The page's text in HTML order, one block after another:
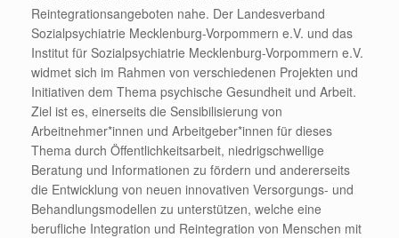
Reintegrationsangeboten nahe. Der Landesverband
Sozialpsychiatrie Mecklenburg-Vorpommern e.V. und das
Institut für Sozialpsychiatrie Mecklenburg-Vorpommern e.V.
widmet sich im Rahmen von verschiedenen Projekten und
Initiativen dem Thema psychische Gesundheit und Arbeit.
Ziel ist es, einerseits die Sensibilisierung von
Arbeitnehmer*innen und Arbeitgeber*innen für dieses
Thema durch Öffentlichkeitsarbeit, niedrigschwellige
Beratung und Informationen zu fördern und andererseits
die Entwicklung von neuen innovativen Versorgungs- und
Behandlungsmodellen zu unterstützen, welche eine
berufliche Integration und Reintegration von Menschen mit